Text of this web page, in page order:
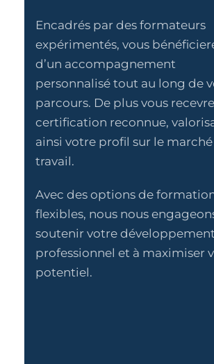
Encadrés par des formateurs
expérimentés, vous
d’un accompagnement
personnalisé tout au long de
parcours. De plus vous
certification reconnue,
ainsi votre profil sur le
travail.
Avec des options de
flexibles, nous nous
soutenir votre
professionnel et à maximiser
potentiel.